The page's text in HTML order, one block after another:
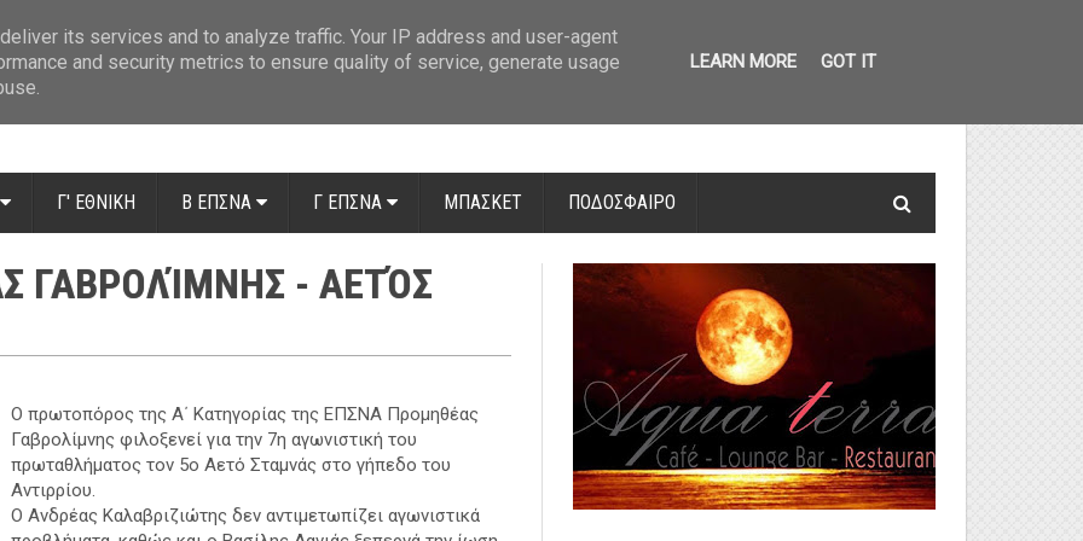
Γ' ΕΘΝΙΚΗ Β ΕΠΣΝΑ Γ ΕΠΣΝΑ ΜΠΑΣΚΕΤ ΠΟΔΟΣΦΑΙΡΟ
ΓΑΒΡΟΛΊΜΝΗΣ - ΑΕΤΌΣ
Ο πρωτοπόρος της Α΄ Κατηγορίας της ΕΠΣΝΑ Προμηθέας
Γαβρολίμνης φιλοξενεί για την 7η αγωνιστική του
πρωταθλήματος τον 5ο Αετό Σταμνάς στο γήπεδο του
Αντιρρίου.
Ο Ανδρέας Καλαβριζιώτης δεν αντιμετωπίζει αγωνιστικά
its services and to analyze traffic. Your IP address and user-agent
and security metrics to ensure quality of service, generate usage
LEARN MORE GOT IT